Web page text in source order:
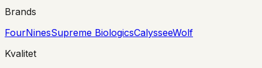
Brands
FourNinesSupreme BiologicsCalysseeWolf
Kvalitet